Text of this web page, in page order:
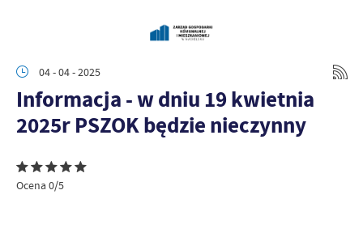
04 - 04 - 2025
Informacja - w dniu 19 kwietnia
2025r PSZOK będzie nieczynny
Ocena 0/5